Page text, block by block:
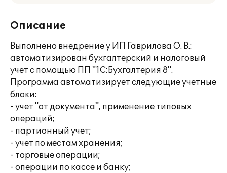
Описание
Выполнено внедрение у ИП Гаврилова О. В.:
автоматизирован бухгалтерский и налоговый
учет с помощью ПП "1С:Бухгалтерия 8".
Программа автоматизирует следующие учетные
блоки:
- учет "от документа", применение типовых
операций;
- партионный учет;
- учет по местам хранения;
- торговые операции;
- операции по кассе и банку;